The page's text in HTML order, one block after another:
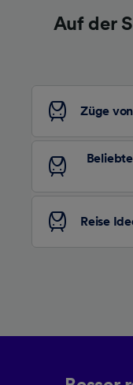
Auf der
Züge
Reise